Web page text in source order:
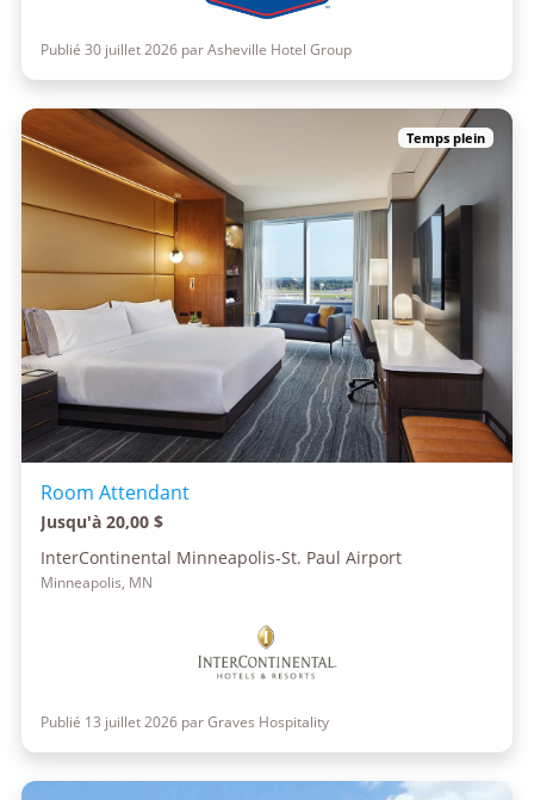
Publié 30 juillet 2026 par Asheville Hotel Group
Temps plein
Room Attendant
Jusqu'à 20,00 $
InterContinental Minneapolis-St. Paul Airport
Minneapolis, MN
Publié 13 juillet 2026 par Graves Hospitality